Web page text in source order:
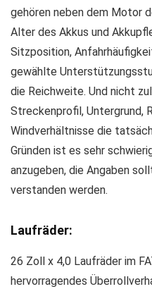
gehören neben dem Motor
Alter des Akkus und
Sitzposition,
gewählte
die Reichweite. Und nicht
Streckenprofil, Untergrund,
Windverhältnisse die
Gründen ist es sehr
anzugeben, die Angaben
verstanden werden.
Laufräder:
26 Zoll x 4,0 Laufräder im
hervorragendes